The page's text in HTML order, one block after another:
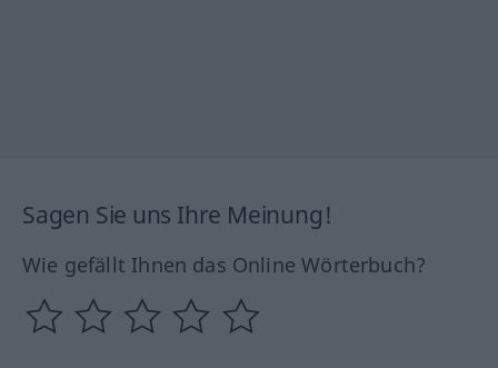
Sagen Sie uns Ihre Meinung!
Wie gefällt Ihnen das Online Wörterbuch?